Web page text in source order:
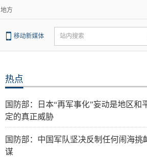
地方
移动新媒体 站内搜索
热点
国防部：日本“再军事化”妄动是地区和
定的真正威胁
国防部：中国军队坚决反制任何闹海挑
谋